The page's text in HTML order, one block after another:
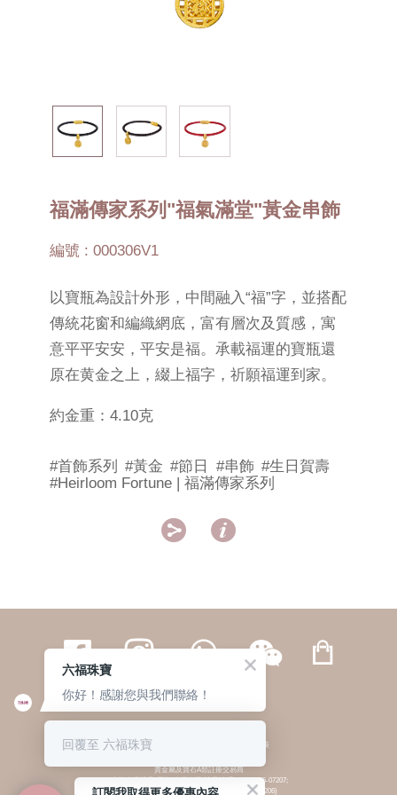
福滿傳家系列"福氣滿堂"黃金串飾
編號 : 000306V1
以寶瓶為設計外形，中間融入“福”字，並搭配
傳統花窗和編織網底，富有層次及質感，寓
意平平安安，平安是福。承載福運的寶瓶還
原在黄金之上，綴上福字，祈願福運到家。
約金重：4.10克
#首飾系列 #黃金 #節日 #串飾 #生日賀壽
#Heirloom Fortune | 福滿傳家系列
 
繁體 | 簡体
© 六福集團 版權所有 不得轉載 私隱政策
貴金屬及寶石A類註冊交易商
(六福企業禮品(國際)有限公司-註冊號碼:A-B-24-05-07207;
六福電子商貿有限公司-註冊號碼:A-B-24-05-07206)
六福珠寶
你好！感謝您與我們聯絡！
回覆至 六福珠寶